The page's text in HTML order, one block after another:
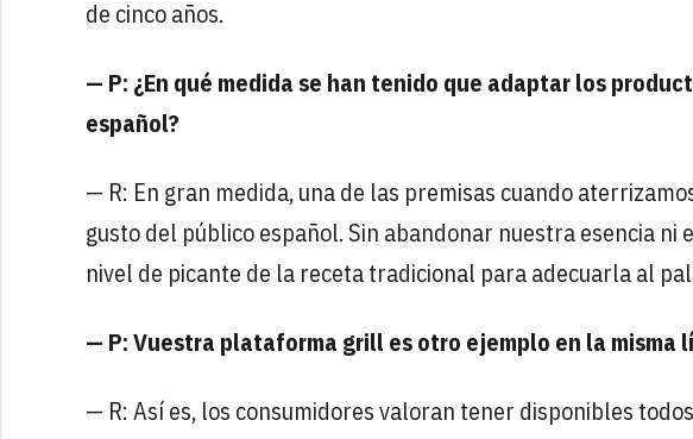
de cinco años.
— P: ¿En qué medida se han tenido que adaptar los
español?
— R: En gran medida, una de las premisas cuando
gusto del público español. Sin abandonar nuestra esencia
nivel de picante de la receta tradicional para adecuarla al
— P: Vuestra plataforma grill es otro ejemplo en la misma
— R: Así es, los consumidores valoran tener disponibles